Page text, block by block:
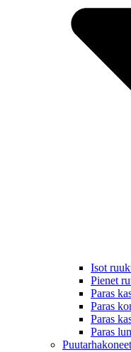
Isot
Pienet
Paras
Paras
Paras
Paras
Puutarhakoneet